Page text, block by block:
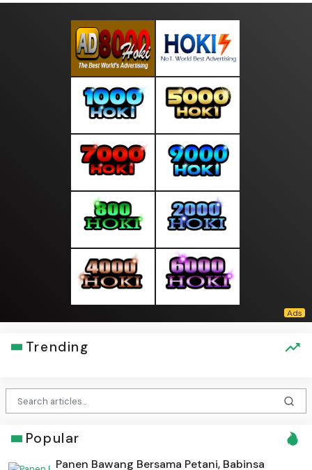
Trending
Popular
Panen Bawang Bersama Petani, Babinsa